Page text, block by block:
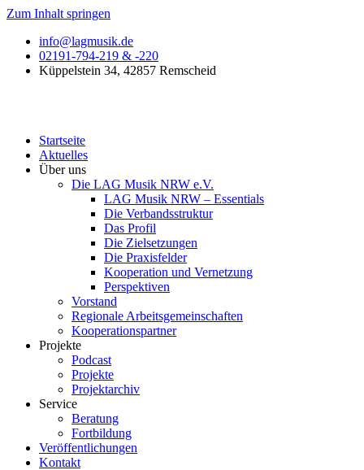
Zum Inhalt springen
info@lagmusik.de
02191-794-219 & -220
Küppelstein 34, 42857 Remscheid
Startseite
Aktuelles
Über uns
Die LAG Musik NRW e.V.
LAG Musik NRW – Essentials
Die Verbandsstruktur
Das Profil
Die Zielsetzungen
Die Praxisfelder
Kooperation und Vernetzung
Perspektiven
Vorstand​
Regionale Arbeitsgemeinschaften
Kooperationspartner
Projekte
Podcast
Projekte
Projektarchiv
Service
Beratung
Fortbildung
Veröffentlichungen
Kontakt